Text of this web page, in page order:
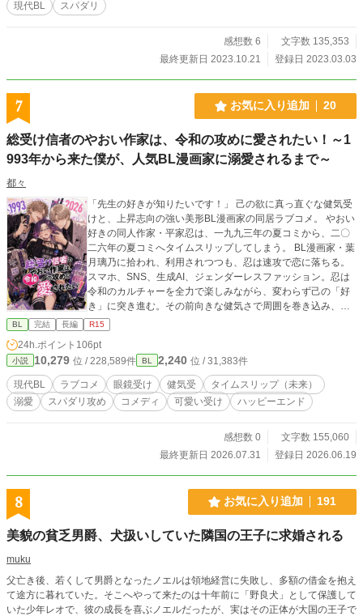
現代BL スパダリ
感想数 6
文字数 135,353
最終更新日 2023.10.21
登録日 2023.03.03
7 お気に入り追加 20
総受け信者のやおい作家は、令和の攻めに愛されたい！～1
993年から来た僕が、人気BL漫画家に溺愛されるまで～
都々
「先生の好きが知りたいです！」 己の欲に真っ直ぐな健気受
けと、上昇志向の強い美形BL漫画家の同居ラブコメ。 やおい
好きの同人作家・平家忍は、一九九三年の夏コミから、二〇
二六年の夏コミへタイムスリップしてしまう。 BL漫画家・葉
月璃乃に拾われ、利用されつつも、忍は速攻で恋に落ちる。
スマホ、SNS、生成AI、ジェンダーレスファッション。忍は
令和のカルチャーを全力で楽しみながら、変わらず己の「好
き」に突き進む。その前向きな健気さで周囲を巻き込み、令
和で楽しく生きていくつもりだった。 元の時代に戻ることな
んて、まったく考えていなかった……。 テンポのよい会話
と、ひと癖あるキャラクターに自信あり。あまり見ないタイ
プのタイムスリップBLラブコメディです。 エブリスタにて先
行配信中。完結保証・全六十話。
BL 完結 長編 R15
24h.ポイント 106pt
小説 10,279 位 / 228,589件 BL 2,240 位 / 31,383件
現代BL ラブコメ 眼鏡受け 健気受
タイムスリップ（未来）
溺愛
スパダリ攻め コメディ 可愛い受け ハッピーエンド
感想数 0
文字数 155,060
最終更新日 2026.07.31
登録日 2026.06.19
8 お気に入り追加 191
美貌の貧乏男爵、犬扱いしていた隣国の王子に求婚される
muku
父亡き後、若くして男爵となったノエルは領地経営に失敗し、多額の借金を抱え
て途方に暮れていた。そこへやって来たのは十年前に「野良犬」として保護して
いた少年レオで、彼の成長を喜ぶノエルだったが、実はその正体が大国の王子で